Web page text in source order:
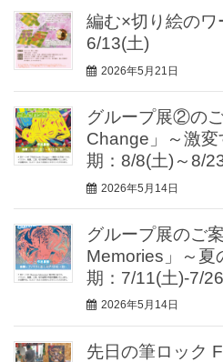
編む×切り絵の
6/13(土)
2026年5月21日
グループ展②の
Change」～激
期：8/8(土)～8/
2026年5月14日
グループ展の
Memories」～
期：7/11(土)-7/
2026年5月14日
先日の筆ロック